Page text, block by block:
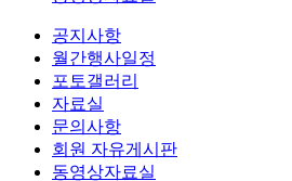
공지사항
월간행사일정
포토갤러리
자료실
문의사항
회원 자유게시판
동영상자료실